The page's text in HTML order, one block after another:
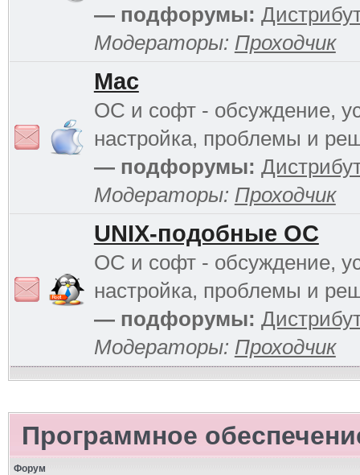
— подфорумы:
Модераторы: Проходчик
Mac
ОС и софт - обсуждение,
настройка, проблемы и
— подфорумы:
Модераторы: Проходчик
UNIX-подобные ОС
ОС и софт - обсуждение,
настройка, проблемы и
— подфорумы:
Модераторы: Проходчик
Программное
Форум